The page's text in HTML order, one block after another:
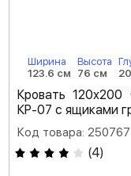
Ширина
123.6 см
Высота
76 см
Кровать 120х200
КР-07 с ящиками
Код товара: 250767
(4)